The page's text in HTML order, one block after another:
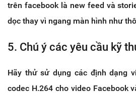
trên facebook là new feed và
dọc thay vì ngang màn hình như
5. Chú ý các yêu cầu kỹ
Hãy thử sử dụng các định dạng
codec H.264 cho video Facebook